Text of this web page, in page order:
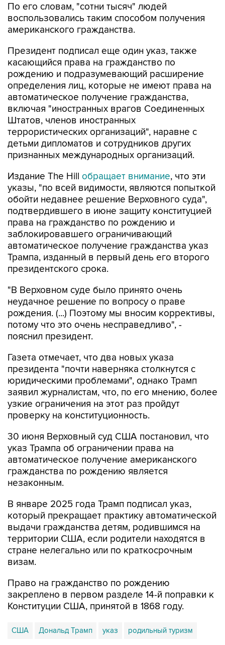
По его словам, "сотни тысяч" людей
воспользовались таким способом получения
американского гражданства.
Президент подписал еще один указ, также
касающийся права на гражданство по
рождению и подразумевающий расширение
определения лиц, которые не имеют права на
автоматическое получение гражданства,
включая "иностранных врагов Соединенных
Штатов, членов иностранных
террористических организаций", наравне с
детьми дипломатов и сотрудников других
признанных международных организаций.
Издание The Hill обращает внимание, что эти
указы, "по всей видимости, являются попыткой
обойти недавнее решение Верховного суда",
подтвердившего в июне защиту конституцией
права на гражданство по рождению и
заблокировавшего ограничивающий
автоматическое получение гражданства указ
Трампа, изданный в первый день его второго
президентского срока.
"В Верховном суде было принято очень
неудачное решение по вопросу о праве
рождения. (...) Поэтому мы вносим коррективы,
потому что это очень несправедливо", -
пояснил президент.
Газета отмечает, что два новых указа
президента "почти наверняка столкнутся с
юридическими проблемами", однако Трамп
заявил журналистам, что, по его мнению, более
узкие ограничения на этот раз пройдут
проверку на конституционность.
30 июня Верховный суд США постановил, что
указ Трампа об ограничении права на
автоматическое получение американского
гражданства по рождению является
незаконным.
В январе 2025 года Трамп подписал указ,
который прекращает практику автоматической
выдачи гражданства детям, родившимся на
территории США, если родители находятся в
стране нелегально или по краткосрочным
визам.
Право на гражданство по рождению
закреплено в первом разделе 14-й поправки к
Конституции США, принятой в 1868 году.
США Дональд Трамп указ родильный туризм